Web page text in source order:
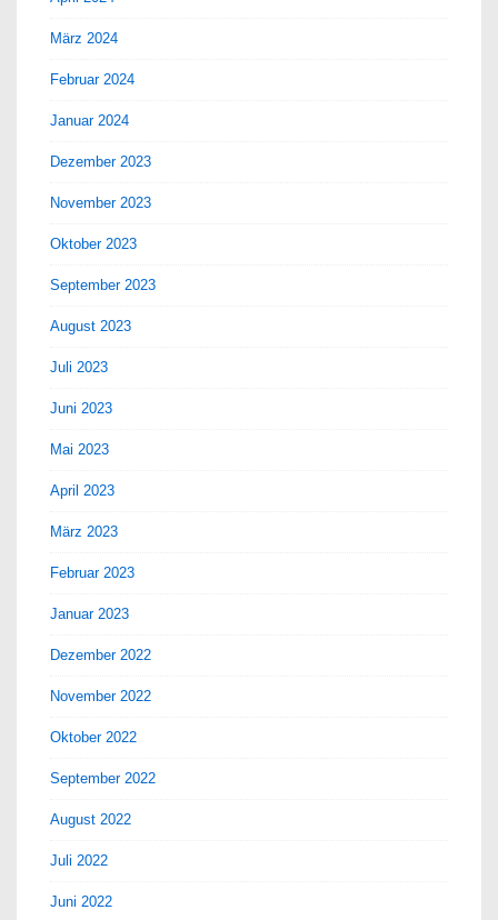
März 2024
Februar 2024
Januar 2024
Dezember 2023
November 2023
Oktober 2023
September 2023
August 2023
Juli 2023
Juni 2023
Mai 2023
April 2023
März 2023
Februar 2023
Januar 2023
Dezember 2022
November 2022
Oktober 2022
September 2022
August 2022
Juli 2022
Juni 2022